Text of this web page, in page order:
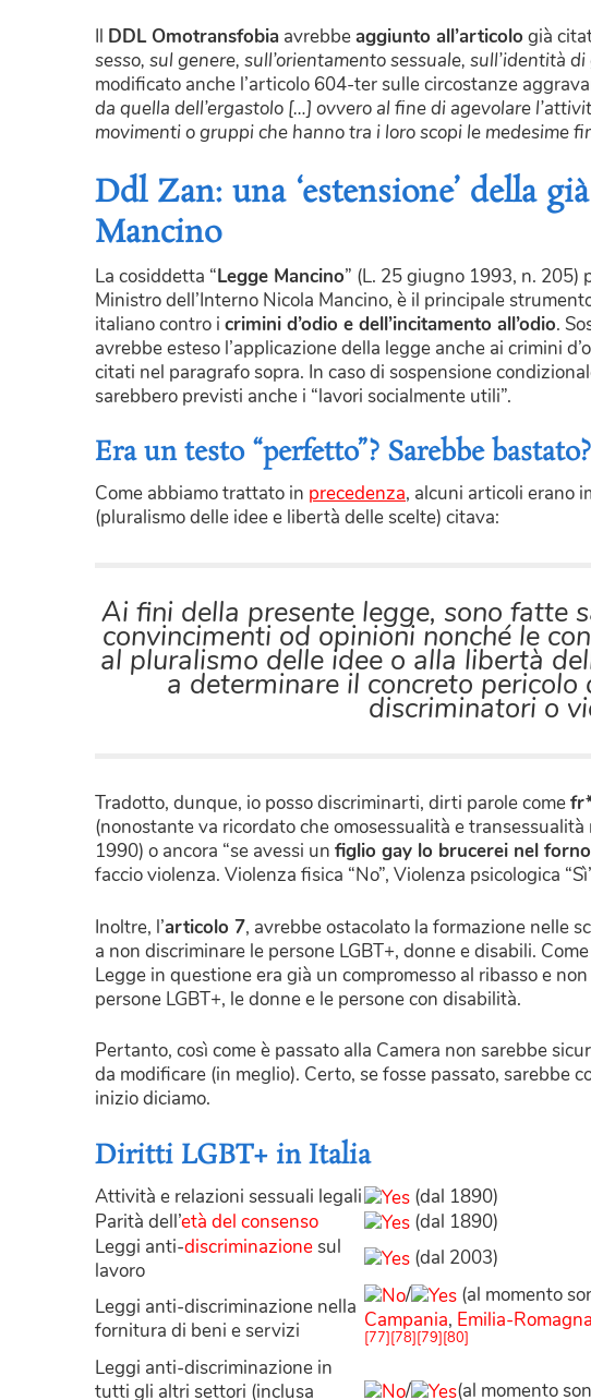
Il DDL Omotransfobia avrebbeaggiunto all’articolo già
sesso, sul genere, sull’orientamento sessuale, sull’identità
modificato anche l’articolo 604-ter sulle circostanze
da quella dell’ergastolo […] ovvero al fine di agevolare
movimenti o gruppi che hanno tra i loro scopi le medesime
Ddl Zan: una ‘estensione’ della
Mancino
La cosiddetta “Legge Mancino” (L. 25 giugno 1993, n. 205)
Ministro dell’Interno Nicola Mancino, è il principale
italiano contro i crimini d’odio e dell’incitamento all’odio.
avrebbe esteso l’applicazione della legge anche ai crimini
citati nel paragrafo sopra. In caso di sospensione
sarebbero previsti anche i “lavori socialmente utili”.
Era un testo “perfetto”? Sarebbe bastato?
Come abbiamo trattato in precedenza, alcuni articoli erano
(pluralismo delle idee e libertà delle scelte) citava:
Ai fini della presente legge, sono fatte
convincimenti od opinioni nonché le
al pluralismo delle idee o alla libertà
a determinare il concreto
discriminatori o
Tradotto, dunque, io posso discriminarti, dirti parole come
(nonostante va ricordato che omosessualità e
1990) o ancora “se avessi un figlio gay lo brucerei nel forno
faccio violenza. Violenza fisica “No”, Violenza psicologica
Inoltre, l’articolo 7, avrebbe ostacolato la formazione nelle
a non discriminare le persone LGBT+, donne e disabili.
Legge in questione era già un compromesso al ribasso e
persone LGBT+, le donne e le persone con disabilità.
Pertanto, così come è passato alla Camera non sarebbe
da modificare (in meglio). Certo, se fosse passato, sarebbe
inizio diciamo.
Diritti LGBT+ in Italia
Attività e relazioni sessuali legali
(dal 1890)
Parità dell’età del consenso
(dal 1890)
Leggi anti-discriminazionesul
lavoro
(dal 2003)
Leggi anti-discriminazione nella
fornitura di beni e servizi
/
(al momento
Campania, Emilia-Romagna
[77][78][79][80]
Leggi anti-discriminazione in
tutti gli altri settori (inclusa
/ (al momento